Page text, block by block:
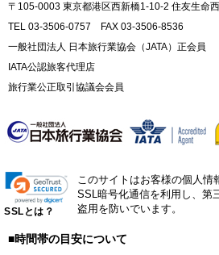
〒105-0003 東京都港区西新橋1-10-2 住友生命
TEL 03-3506-0757 FAX 03-3506-8536
一般社団法人 日本旅行業協会（JATA）正会員
IATA公認旅客代理店
旅行業公正取引協議会会員
SSLとは？
このサイトはお客様の個人情
SSL暗号化通信を利用し、第
盗用を防いでいます。
■時間帯の目安について